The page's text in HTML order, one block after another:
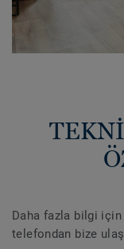
Daha fazla bilgi için
telefondan bize